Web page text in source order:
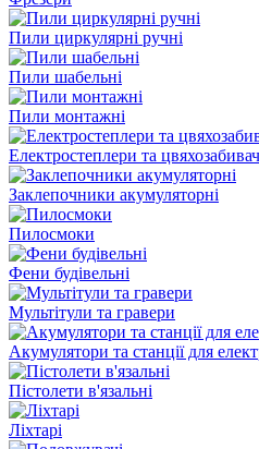
Пили циркулярні ручні
Пили шабельні
Пили монтажні
Електростеплери та
Заклепочники акумуляторні
Пилосмоки
Фени будівельні
Мультітули та гравери
Акумулятори та станції для
Пістолети в'язальні
Ліхтарі